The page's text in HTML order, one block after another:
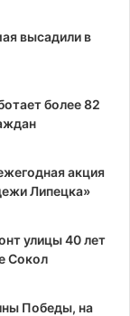
высадили в
более 82
акция
Липецка»
улицы 40 лет
Сокол
Победы, на